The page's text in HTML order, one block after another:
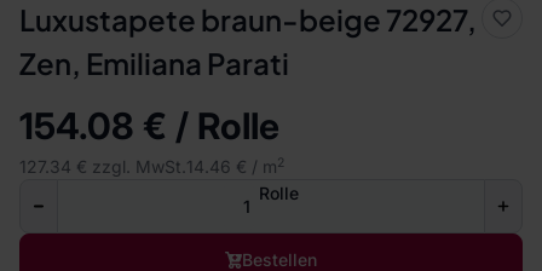
Luxustapete braun-beige 72927,
Zen, Emiliana Parati
154.08 € / Rolle
127.34 € zzgl. MwSt. 14.46 € / m2
Rolle
Bestellen